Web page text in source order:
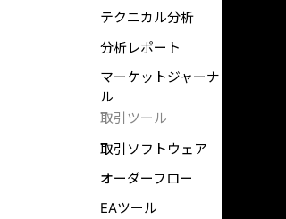
テクニカル分析
分析レポート
マーケットジャーナ
ル
取引ツール
取引ソフトウェア
オーダーフロー
EAツール